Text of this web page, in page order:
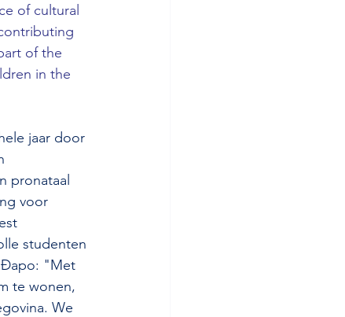
of cultural
of the
in the
jaar door
pronataal
voor
studenten
Đapo: "Met
te wonen,
We